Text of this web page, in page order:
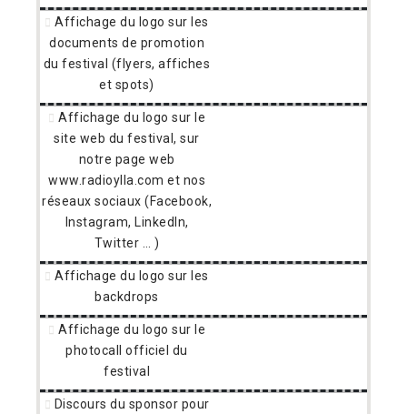
Affichage du logo sur les
documents de promotion
du festival (flyers, affiches
et spots)
Affichage du logo sur le
site web du festival, sur
notre page web
www.radioylla.com et nos
réseaux sociaux (Facebook,
Instagram, LinkedIn,
Twitter … )
Affichage du logo sur les
backdrops
Affichage du logo sur le
photocall officiel du
festival
Discours du sponsor pour